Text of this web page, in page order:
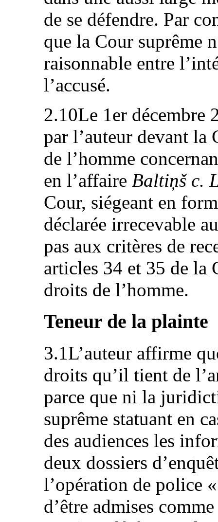
de se défendre. Par
que la Cour suprême
raisonnable entre
l’accusé.
2.10Le 1er décembre
par l’auteur devant la
de l’homme
en l’affaire Baltiņš c.
Cour, siégeant en
déclarée irrecevable
pas aux critères de
articles 34 et 35 de la
droits de l’homme.
Teneur de la plainte
3.1L’auteur affirme
droits qu’il tient de
parce que ni la
suprême statuant en
des audiences les
deux dossiers
l’opération de police
d’être admises